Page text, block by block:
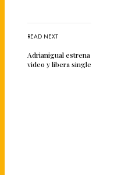
READ NEXT
Adrianigual estrena
video y libera single